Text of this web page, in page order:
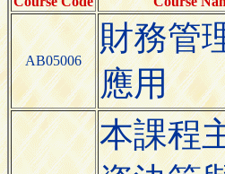
AB05006
財務管
應用
本課程